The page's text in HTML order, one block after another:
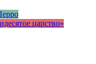
царство»